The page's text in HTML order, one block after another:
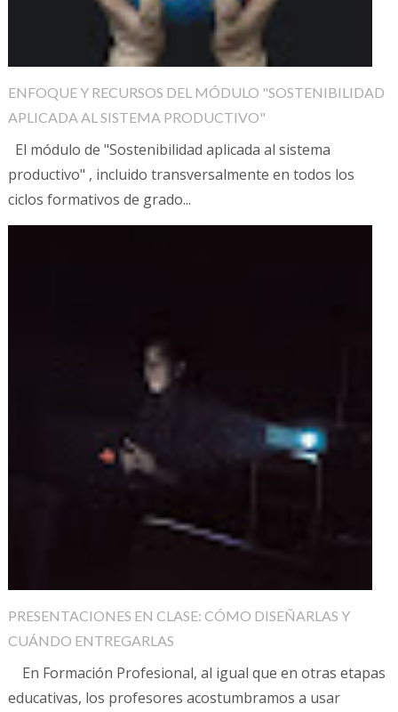
ENFOQUE Y RECURSOS DEL MÓDULO "SOSTENIBILIDAD
APLICADA AL SISTEMA PRODUCTIVO"
El módulo de "Sostenibilidad aplicada al sistema
productivo" , incluido transversalmente en todos los
ciclos formativos de grado...
PRESENTACIONES EN CLASE: CÓMO DISEÑARLAS Y
CUÁNDO ENTREGARLAS
En Formación Profesional, al igual que en otras etapas
educativas, los profesores acostumbramos a usar